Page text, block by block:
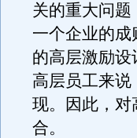
关的重大问
一个企业的
的高层激励
高层员工来
现。因此，对
合。